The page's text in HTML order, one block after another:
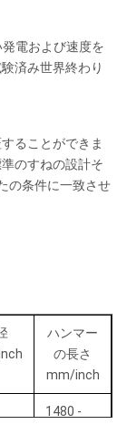
電および速度を
済み世界終わり
ることができま
のすねの設計そ
の条件に一致させ
ハンマー
の長さ
mm/inch
1480 -